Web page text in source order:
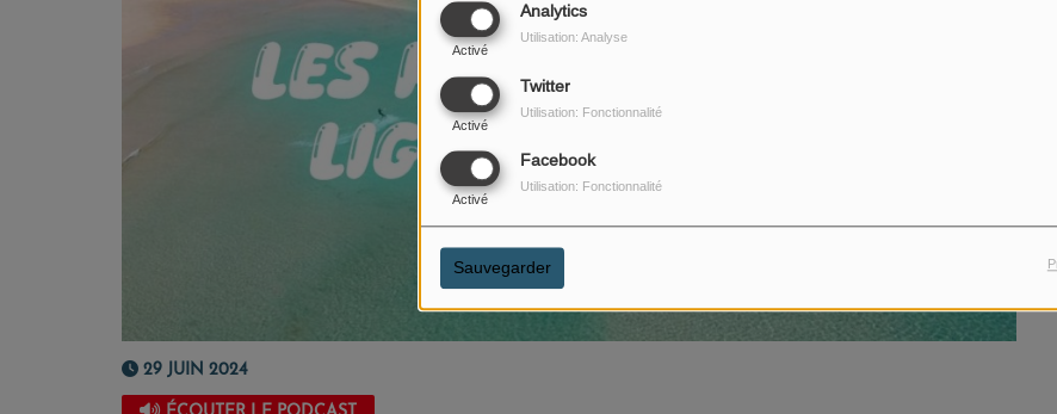
Analytics
Activé
Utilisation: Analyse
Twitter
Activé
Utilisation: Fonctionnalité
Facebook
Activé
Utilisation: Fonctionnalité
Sauvegarder
29 JUIN 2024